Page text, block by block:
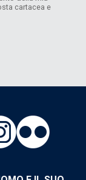
cartacea e